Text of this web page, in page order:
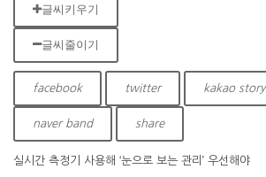
글씨키우기
글씨줄이기
facebook twitter kakao story
naver band share
실시간 측정기 사용해 ‘눈으로 보는 관리’ 우선해야